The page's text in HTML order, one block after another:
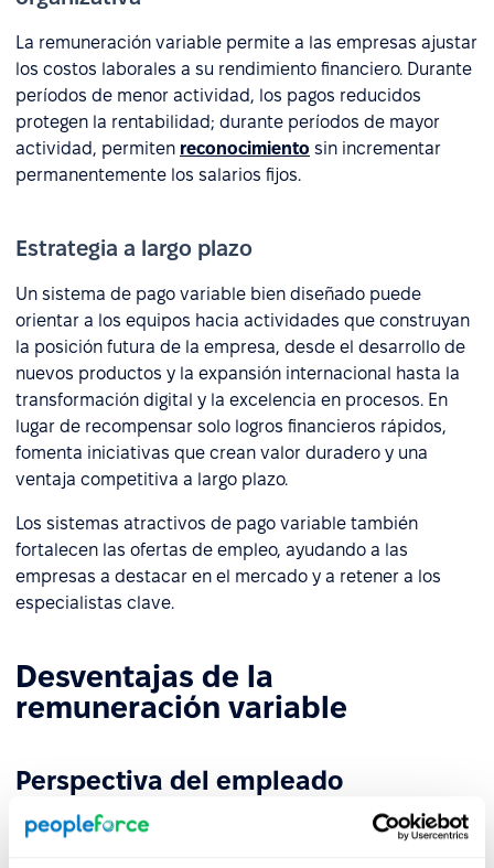
La remuneración variable permite a las empresas ajustar
los costos laborales a su rendimiento financiero. Durante
períodos de menor actividad, los pagos reducidos
protegen la rentabilidad; durante períodos de mayor
actividad, permiten reconocimiento sin incrementar
permanentemente los salarios fijos.
Estrategia a largo plazo
Un sistema de pago variable bien diseñado puede
orientar a los equipos hacia actividades que construyan
la posición futura de la empresa, desde el desarrollo de
nuevos productos y la expansión internacional hasta la
transformación digital y la excelencia en procesos. En
lugar de recompensar solo logros financieros rápidos,
fomenta iniciativas que crean valor duradero y una
ventaja competitiva a largo plazo.
Los sistemas atractivos de pago variable también
fortalecen las ofertas de empleo, ayudando a las
empresas a destacar en el mercado y a retener a los
especialistas clave.
Desventajas de la
remuneración variable
Perspectiva del empleado
Lainvestigación
muestra que una